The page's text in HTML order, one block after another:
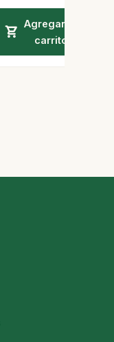
Agregar al
carrito